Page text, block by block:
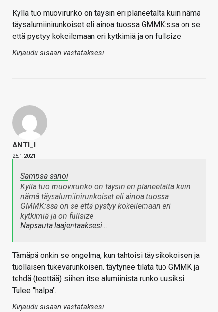
Kyllä tuo muovirunko on täysin eri planeetalta kuin nämä
täysalumiinirunkoiset eli ainoa tuossa GMMK:ssa on se
että pystyy kokeilemaan eri kytkimiä ja on fullsize
Kirjaudu sisään vastataksesi
ANTI_L
25.1.2021
Sampsa sanoi
Kyllä tuo muovirunko on täysin eri planeetalta kuin
nämä täysalumiinirunkoiset eli ainoa tuossa
GMMK:ssa on se että pystyy kokeilemaan eri
kytkimiä ja on fullsize
Napsauta laajentaaksesi…
Tämäpä onkin se ongelma, kun tahtoisi täysikokoisen ja
tuollaisen tukevarunkoisen. täytynee tilata tuo GMMK ja
tehdä (teettää) siihen itse alumiinista runko uusiksi.
Tulee "halpa".
Kirjaudu sisään vastataksesi